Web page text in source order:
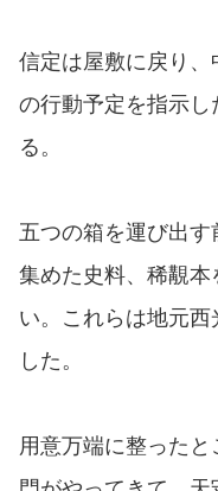
信定は屋敷に戻り
の行動予定を指示
る。
五つの箱を運び出
集めた史料、稀覯
い。これらは地元
した。
用意万端に整った